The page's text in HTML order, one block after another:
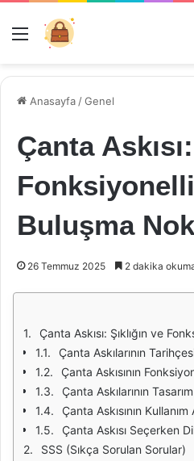
Menü
Anasayfa /Genel
Çanta
Buluşma
26 Temmuz 2025 2 dakika
Çanta Askısı: Şıklığın ve
Çanta Askılarının
Çanta Askısının
Çanta Askılarının
Çanta Askısının Kullanım
Çanta Askısı Seçerken
SSS (Sıkça Sorulan Sorular)